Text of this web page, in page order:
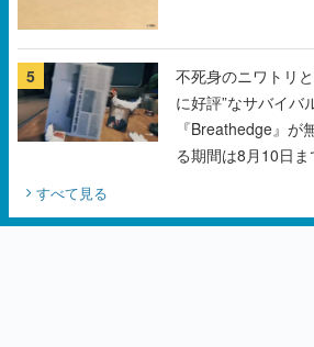
『Breathedge』が
る期間は8月10日ま
すべて見る